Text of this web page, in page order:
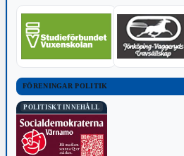
FÖRENINGAR POLITIK
POLITISKT INNEHÅLL